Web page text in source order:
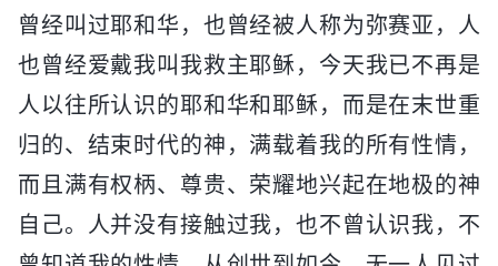
曾经叫过耶和华，也曾经被人称为弥赛亚，人
也曾经爱戴我叫我救主耶稣，今天我已不再是
人以往所认识的耶和华和耶稣，而是在末世重
归的、结束时代的神，满载着我的所有性情，
而且满有权柄、尊贵、荣耀地兴起在地极的神
自己。人并没有接触过我，也不曾认识我，不